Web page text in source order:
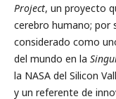
Project, un proyecto
cerebro humano; por
considerado como
del mundo en la
la NASA del Silicon
y un referente de